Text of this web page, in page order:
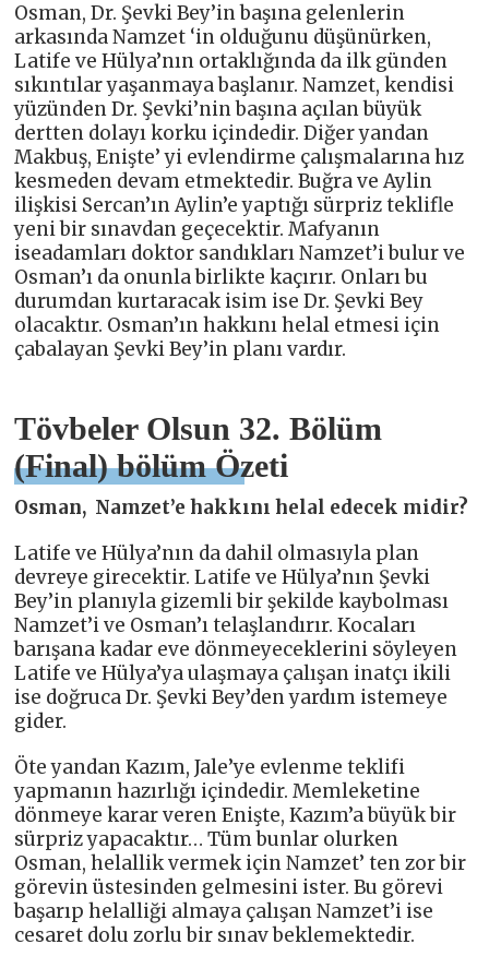
Osman, Dr. Şevki Bey’in başına gelenlerin
arkasında Namzet ‘in olduğunu düşünürken,
Latife ve Hülya’nın ortaklığında da ilk günden
sıkıntılar yaşanmaya başlanır. Namzet, kendisi
yüzünden Dr. Şevki’nin başına açılan büyük
dertten dolayı korku içindedir. Diğer yandan
Makbuş, Enişte’ yi evlendirme çalışmalarına hız
kesmeden devam etmektedir. Buğra ve Aylin
ilişkisi Sercan’ın Aylin’e yaptığı sürpriz teklifle
yeni bir sınavdan geçecektir. Mafyanın
iseadamları doktor sandıkları Namzet’i bulur ve
Osman’ı da onunla birlikte kaçırır. Onları bu
durumdan kurtaracak isim ise Dr. Şevki Bey
olacaktır. Osman’ın hakkını helal etmesi için
çabalayan Şevki Bey’in planı vardır.
Tövbeler Olsun 32. Bölüm
(Final) bölüm Özeti
Osman, Namzet’e hakkını helal edecek midir?
Latife ve Hülya’nın da dahil olmasıyla plan
devreye girecektir. Latife ve Hülya’nın Şevki
Bey’in planıyla gizemli bir şekilde kaybolması
Namzet’i ve Osman’ı telaşlandırır. Kocaları
barışana kadar eve dönmeyeceklerini söyleyen
Latife ve Hülya’ya ulaşmaya çalışan inatçı ikili
ise doğruca Dr. Şevki Bey’den yardım istemeye
gider.
Öte yandan Kazım, Jale’ye evlenme teklifi
yapmanın hazırlığı içindedir. Memleketine
dönmeye karar veren Enişte, Kazım’a büyük bir
sürpriz yapacaktır… Tüm bunlar olurken
Osman, helallik vermek için Namzet’ ten zor bir
görevin üstesinden gelmesini ister. Bu görevi
başarıp helalliği almaya çalışan Namzet’i ise
cesaret dolu zorlu bir sınav beklemektedir.